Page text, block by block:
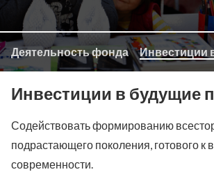
Деятельность фонда Инвестиции
Инвестиции в будущие
Содействовать формированию
подрастающего поколения, готового к
современности.